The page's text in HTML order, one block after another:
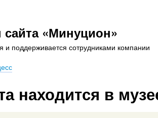
«Минуцион»
и поддерживается сотрудниками компании
находится в